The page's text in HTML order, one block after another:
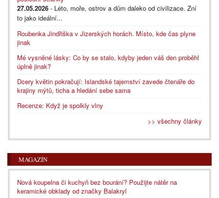
27.05.2026 - Léto, moře, ostrov a dům daleko od civilizace. Zní
to jako ideální...
Roubenka Jindřiška v Jizerských horách. Místo, kde čas plyne
jinak
Mé vysněné lásky: Co by se stalo, kdyby jeden váš den proběhl
úplně jinak?
Dcery květin pokračují: Islandské tajemství zavede čtenáře do
krajiny mýtů, ticha a hledání sebe sama
Recenze: Když je spolkly vlny
>> všechny články
MAGAZÍN
Nová koupelna či kuchyň bez bourání? Použijte nátěr na
keramické obklady od značky Balakryl